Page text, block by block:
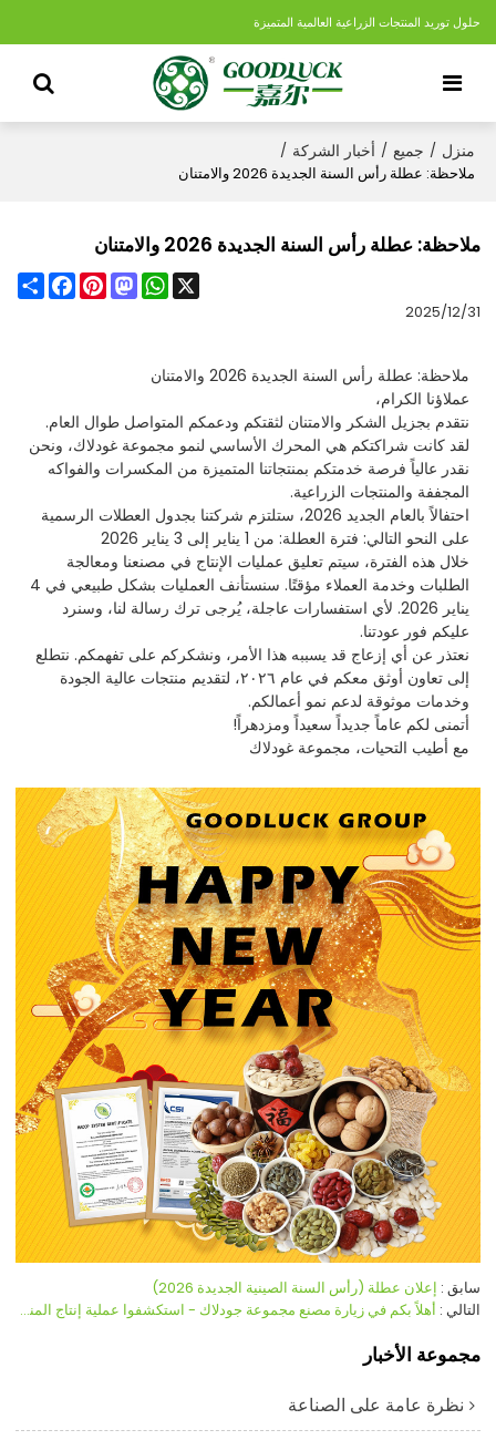
حلول توريد المنتجات الزراعية العالمية المتميزة
منزل / جميع / أخبار الشركة /
ملاحظة: عطلة رأس السنة الجديدة 2026 والامتنان
ملاحظة: عطلة رأس السنة الجديدة 2026 والامتنان
Share
FacebookPinterest
Mastodon
WhatsApp
X
2025/12/31
ملاحظة: عطلة رأس السنة الجديدة 2026 والامتنان
عملاؤنا الكرام،
نتقدم بجزيل الشكر والامتنان لثقتكم ودعمكم المتواصل طوال العام.
لقد كانت شراكتكم هي المحرك الأساسي لنمو مجموعة غودلاك، ونحن
نقدر عالياً فرصة خدمتكم بمنتجاتنا المتميزة من المكسرات والفواكه
المجففة والمنتجات الزراعية.
احتفالاً بالعام الجديد 2026، ستلتزم شركتنا بجدول العطلات الرسمية
على النحو التالي: فترة العطلة: من 1 يناير إلى 3 يناير 2026
خلال هذه الفترة، سيتم تعليق عمليات الإنتاج في مصنعنا ومعالجة
الطلبات وخدمة العملاء مؤقتًا. سنستأنف العمليات بشكل طبيعي في 4
يناير 2026. لأي استفسارات عاجلة، يُرجى ترك رسالة لنا، وسنرد
عليكم فور عودتنا.
نعتذر عن أي إزعاج قد يسببه هذا الأمر، ونشكركم على تفهمكم. نتطلع
إلى تعاون أوثق معكم في عام ٢٠٢٦، لتقديم منتجات عالية الجودة
وخدمات موثوقة لدعم نمو أعمالكم.
أتمنى لكم عاماً جديداً سعيداً ومزدهراً!
مع أطيب التحيات، مجموعة غودلاك
سابق إعلان عطلة (رأس السنة الصينية الجديدة 2026)
التالي
أهلاً بكم في زيارة مصنع مجموعة جودلاك - استكشفوا عملية إنتاج المنتجات الزراعية المتميزة
مجموعة الأخبار
نظرة عامة على الصناعة